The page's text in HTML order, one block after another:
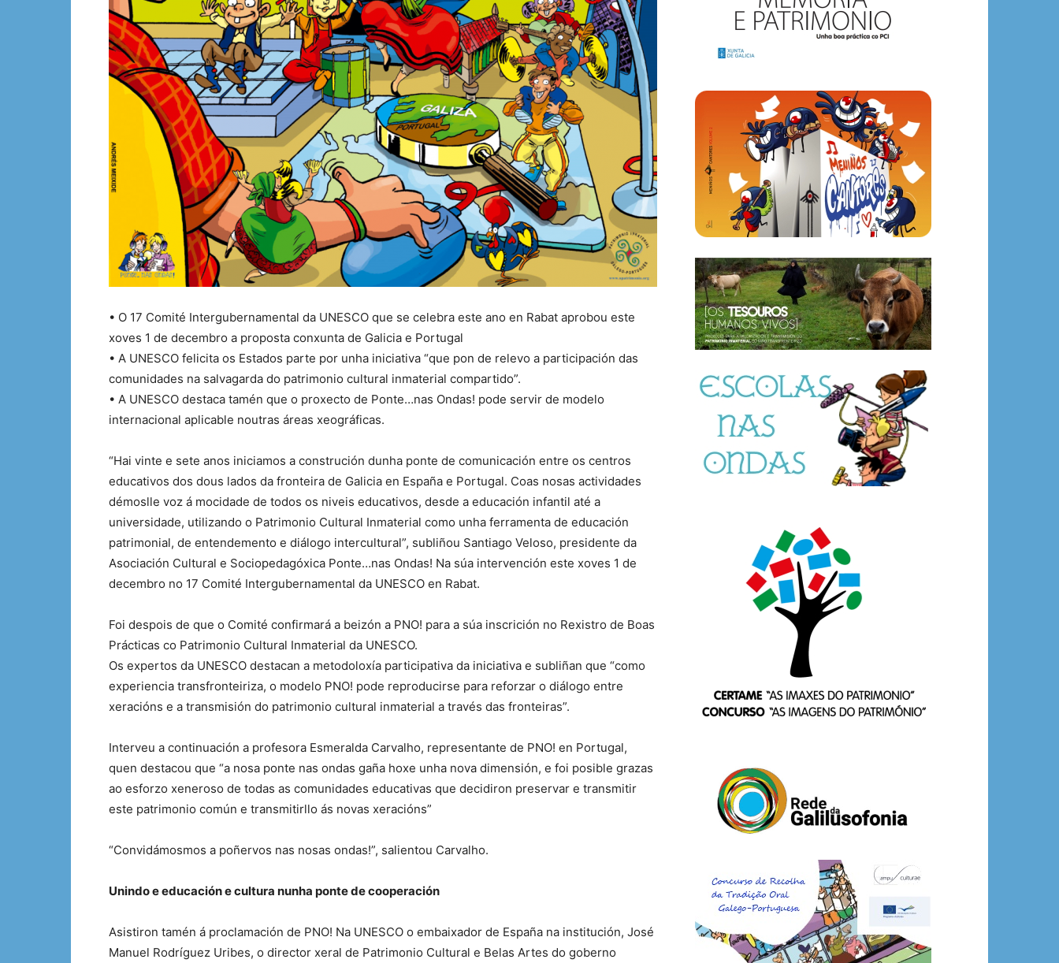
• O 17 Comité Intergubernamental da UNESCO que se celebra este ano en Rabat aprobou este
xoves 1 de decembro a proposta conxunta de Galicia e Portugal
• A UNESCO felicita os Estados parte por unha iniciativa “que pon de relevo a participación das
comunidades na salvagarda do patrimonio cultural inmaterial compartido”.
• A UNESCO destaca tamén que o proxecto de Ponte…nas Ondas! pode servir de modelo
internacional aplicable noutras áreas xeográficas.
“Hai vinte e sete anos iniciamos a construción dunha ponte de comunicación entre os centros
educativos dos dous lados da fronteira de Galicia en España e Portugal. Coas nosas actividades
démoslle voz á mocidade de todos os niveis educativos, desde a educación infantil até a
universidade, utilizando o Patrimonio Cultural Inmaterial como unha ferramenta de educación
patrimonial, de entendemento e diálogo intercultural”, subliñou Santiago Veloso, presidente da
Asociación Cultural e Sociopedagóxica Ponte…nas Ondas! Na súa intervención este xoves 1 de
decembro no 17 Comité Intergubernamental da UNESCO en Rabat.
Foi despois de que o Comité confirmará a beizón a PNO! para a súa inscrición no Rexistro de Boas
Prácticas co Patrimonio Cultural Inmaterial da UNESCO.
Os expertos da UNESCO destacan a metodoloxía participativa da iniciativa e subliñan que “como
experiencia transfronteiriza, o modelo PNO! pode reproducirse para reforzar o diálogo entre
xeracións e a transmisión do patrimonio cultural inmaterial a través das fronteiras”.
Interveu a continuación a profesora Esmeralda Carvalho, representante de PNO! en Portugal,
quen destacou que “a nosa ponte nas ondas gaña hoxe unha nova dimensión, e foi posible grazas
ao esforzo xeneroso de todas as comunidades educativas que decidiron preservar e transmitir
este patrimonio común e transmitirllo ás novas xeracións”
“Convidámosmos a poñervos nas nosas ondas!”, salientou Carvalho.
Unindo e educación e cultura nunha ponte de cooperación
Asistiron tamén á proclamación de PNO! Na UNESCO o embaixador de España na institución, José
Manuel Rodríguez Uribes, o director xeral de Patrimonio Cultural e Belas Artes do goberno